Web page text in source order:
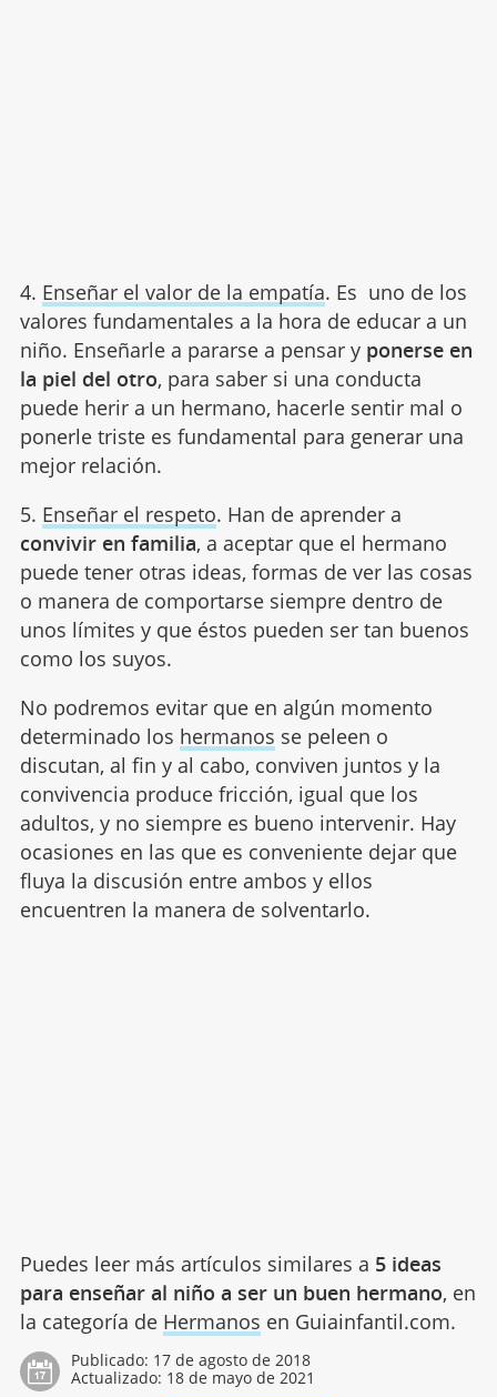
4. Enseñar el valor de la empatía. Es uno de los
valores fundamentales a la hora de educar a un
niño. Enseñarle a pararse a pensar y ponerse en
la piel del otro, para saber si una conducta
puede herir a un hermano, hacerle sentir mal o
ponerle triste es fundamental para generar una
mejor relación.
5. Enseñar el respeto. Han de aprender a
convivir en familia, a aceptar que el hermano
puede tener otras ideas, formas de ver las cosas
o manera de comportarse siempre dentro de
unos límites y que éstos pueden ser tan buenos
como los suyos.
No podremos evitar que en algún momento
determinado los hermanos se peleen o
discutan, al fin y al cabo, conviven juntos y la
convivencia produce fricción, igual que los
adultos, y no siempre es bueno intervenir. Hay
ocasiones en las que es conveniente dejar que
fluya la discusión entre ambos y ellos
encuentren la manera de solventarlo.
Puedes leer más artículos similares a 5 ideas
para enseñar al niño a ser un buen hermano, en
la categoría de Hermanos en Guiainfantil.com.
Publicado: 17 de agosto de 2018
Actualizado: 18 de mayo de 2021